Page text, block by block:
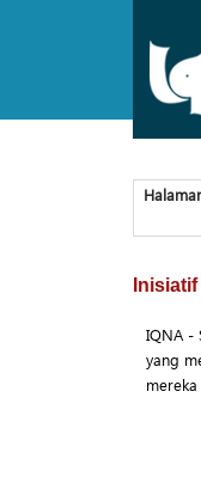
IQNA -
yang
mereka